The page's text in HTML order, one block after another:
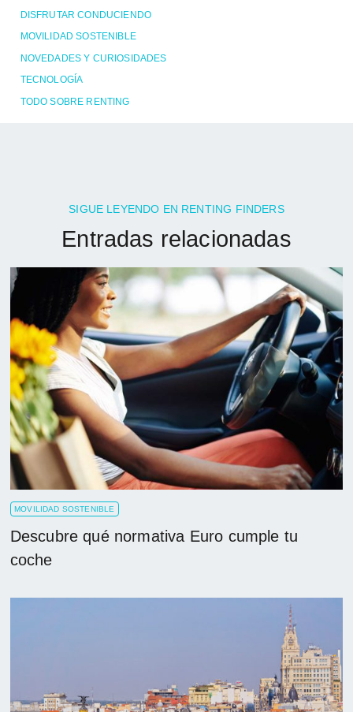
DISFRUTAR CONDUCIENDO
MOVILIDAD SOSTENIBLE
NOVEDADES Y CURIOSIDADES
TECNOLOGÍA
TODO SOBRE RENTING
SIGUE LEYENDO EN RENTING FINDERS
Entradas relacionadas
MOVILIDAD SOSTENIBLE
Descubre qué normativa Euro cumple tu
coche